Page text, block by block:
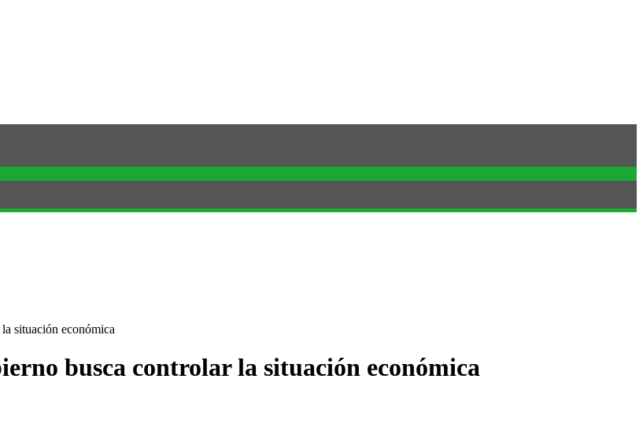
situación económica
busca controlar la situación económica